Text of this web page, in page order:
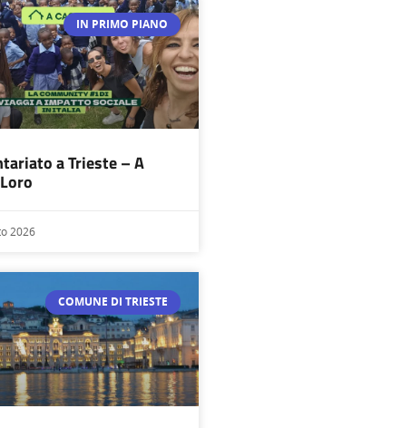
IN PRIMO PIANO
a Trieste – A
2026
COMUNE DI TRIESTE